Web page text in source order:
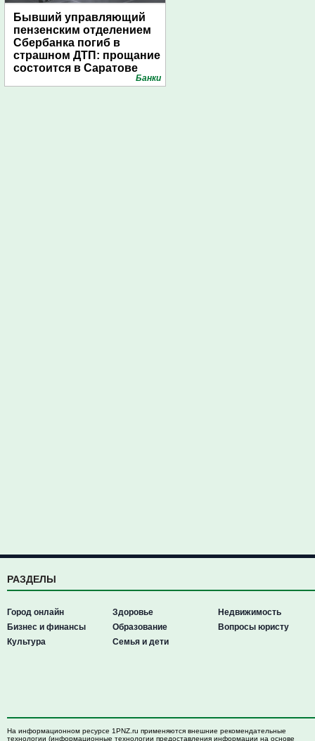
Бывший управляющий
пензенским отделением
Сбербанка погиб в
страшном ДТП: прощание
состоится в Саратове
Банки
РАЗДЕЛЫ
Город онлайн
Бизнес и финансы
Культура
Здоровье
Образование
Семья и дети
Недвижимость
Вопросы юристу
На информационном ресурсе 1PNZ.ru применяются внешние рекомендательные
технологии (информационные технологии предоставления информации на основе